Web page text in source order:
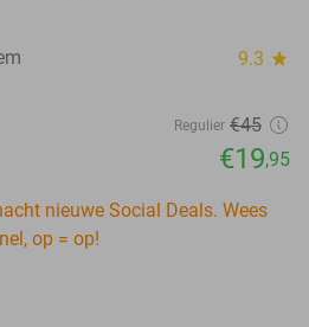
9.3 star
Regulier €45
€19,95
nieuwe Social Deals. Wees
op = op!